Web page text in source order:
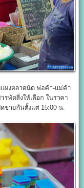
ผงตลาดนัด พ่อค้า-แม่ค้า
รพัดสิ่งให้เลือก ในราคา
ขายกันตั้งแต่ 15:00 น.